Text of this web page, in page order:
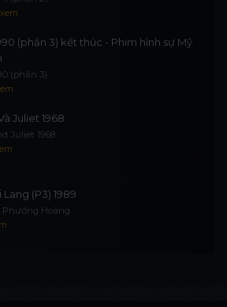
(phần 3) kết thúc - Phim hình sự Mỹ
(phần 3)
Juliet 1968
Juliet 1968
(P3) 1989
Phượng Hoàng